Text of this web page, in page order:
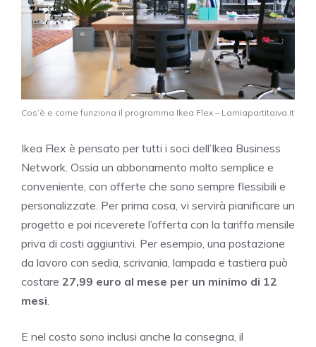
Cos’è e come funziona il programma Ikea Flex – Lamiapartitaiva.it
Ikea Flex è pensato per tutti i soci dell’Ikea Business
Network. Ossia un abbonamento molto semplice e
conveniente, con offerte che sono sempre flessibili e
personalizzate. Per prima cosa, vi servirà pianificare un
progetto e poi riceverete l’offerta con la tariffa mensile
priva di costi aggiuntivi. Per esempio, una postazione
da lavoro con sedia, scrivania, lampada e tastiera può
costare 27,99 euro al mese per un minimo di 12
mesi
E nel costo sono inclusi anche la consegna, il